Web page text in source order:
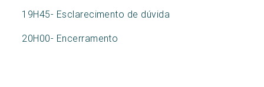
19H45- Esclarecimento de dúvida
20H00- Encerramento